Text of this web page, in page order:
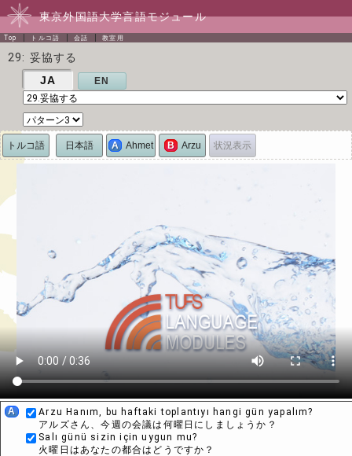
東京外国語大学言語モジュール
Top トルコ語 会話 教室用
29: 妥協する
JA EN
状況表示
トルコ語 日本語 A Ahmet B Arzu
A
Arzu Hanım, bu haftaki toplantıyı hangi gün yapalım?
アルズさん、今週の会議は何曜日にしましょうか？
Salı günü sizin için uygun mu?
火曜日はあなたの都合はどうですか？